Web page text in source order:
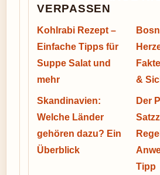
VERPASSEN
Kohlrabi Rezept –
Einfache Tipps für
Suppe Salat und
mehr
&
Skandinavien:
Welche Länder
gehören dazu? Ein
Überblick
Der
Tipp